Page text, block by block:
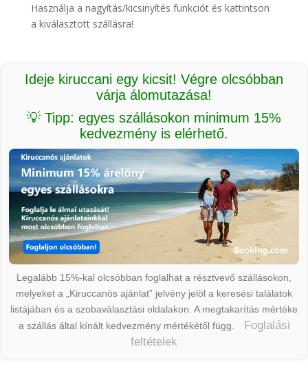
Használja a nagyítás/kicsinyítés funkciót és kattintson
a kiválasztott szállásra!
Ideje kiruccani egy kicsit! Végre olcsóbban
várja álomutazása!
💡 Tipp: egyes szállásokon minimum 15%
kedvezmény is elérhető.
Legalább 15%-kal olcsóbban foglalhat a résztvevő szállásokon,
melyeket a „Kiruccanós ajánlat” jelvény jelöl a keresési találatok
listájában és a szobaválasztási oldalakon. A megtakarítás mértéke
a szállás által kínált kedvezmény mértékétől függ.
Foglalási
feltételek